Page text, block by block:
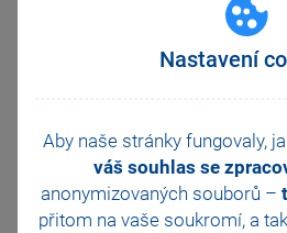
Nastavení
Aby naše stránky fungovaly,
váš souhlas se
anonymizovaných souborů –
přitom na vaše soukromí, a
obchod@stormware.cz)
emailem každý všední den
hodin. I nadále nás přitom
a konzultaci společně